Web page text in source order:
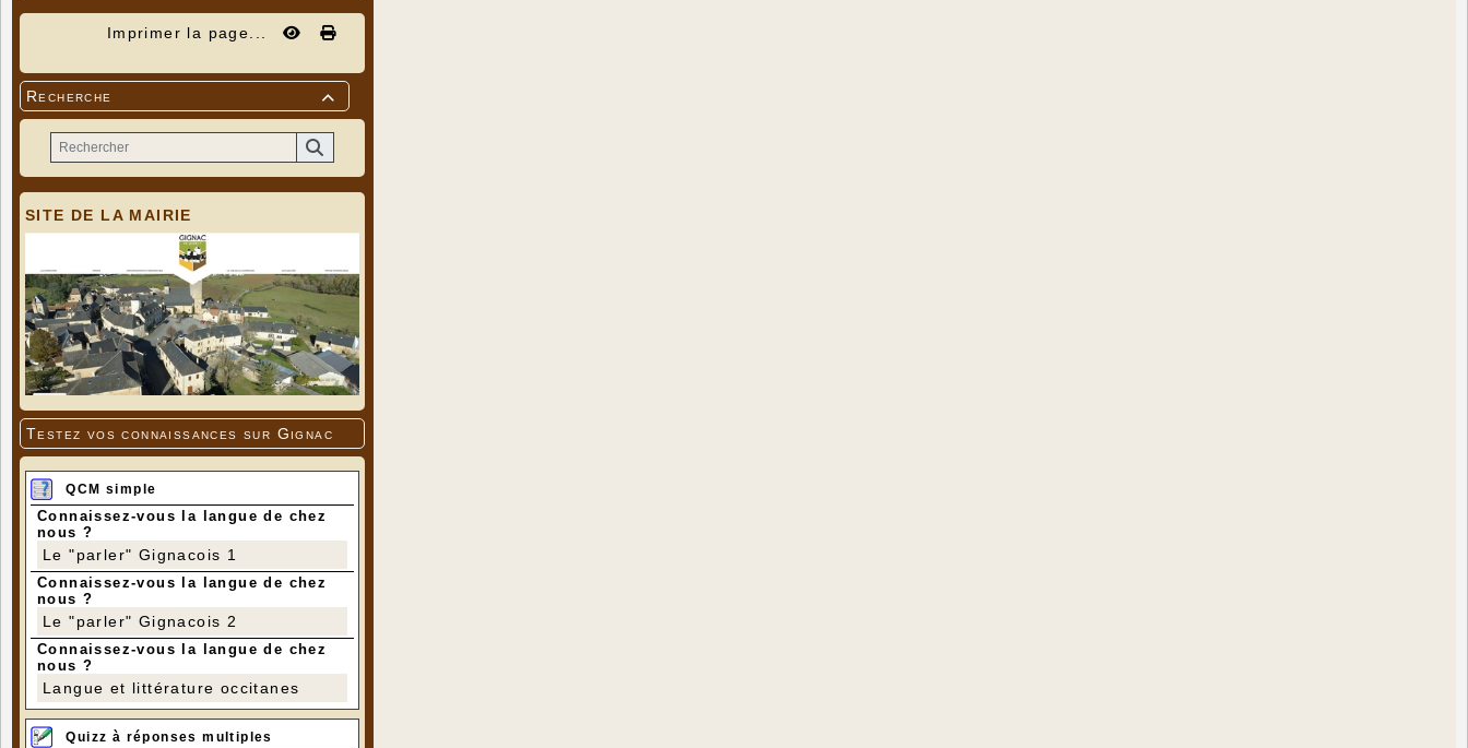
Imprimer la page...

Recherche
SITE DE LA MAIRIE
Testez vos connaissances sur Gignac
QCM simple
Connaissez-vous la langue de chez
nous ?
Le "parler" Gignacois 1
Connaissez-vous la langue de chez
nous ?
Le "parler" Gignacois 2
Connaissez-vous la langue de chez
nous ?
Langue et littérature occitanes
Quizz à réponses multiples